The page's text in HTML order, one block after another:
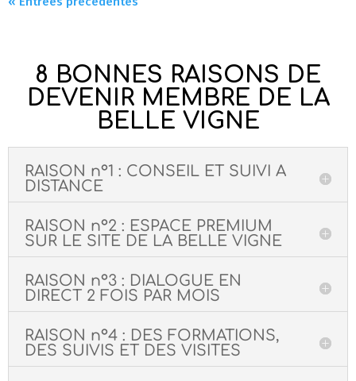
8 BONNES RAISONS DE
DEVENIR MEMBRE DE LA
BELLE VIGNE
RAISON n°1 : CONSEIL ET SUIVI A
DISTANCE
RAISON n°2 : ESPACE PREMIUM
SUR LE SITE DE LA BELLE VIGNE
RAISON n°3 : DIALOGUE EN
DIRECT 2 FOIS PAR MOIS
RAISON n°4 : DES FORMATIONS,
DES SUIVIS ET DES VISITES